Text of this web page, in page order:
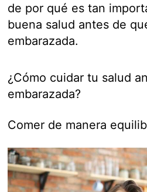
de por qué es tan
buena salud antes de
embarazada.
¿Cómo cuidar tu salud
embarazada?
Comer de manera